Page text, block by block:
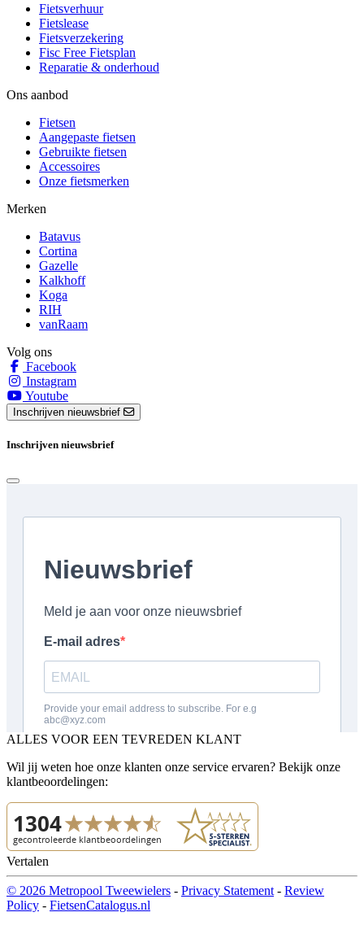
Fietsverhuur
Fietslease
Fietsverzekering
Fisc Free Fietsplan
Reparatie & onderhoud
Ons aanbod
Fietsen
Aangepaste fietsen
Gebruikte fietsen
Accessoires
Onze fietsmerken
Merken
Batavus
Cortina
Gazelle
Kalkhoff
Koga
RIH
vanRaam
Volg ons
Facebook
Instagram
Youtube
Inschrijven nieuwsbrief
Inschrijven nieuwsbrief
ALLES VOOR EEN TEVREDEN KLANT
Wil jij weten hoe onze klanten onze service ervaren? Bekijk onze
klantbeoordelingen:
Vertalen
© 2026 Metropool Tweewielers - Privacy Statement - Review
Policy - FietsenCatalogus.nl